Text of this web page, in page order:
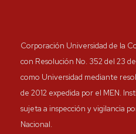
Corporación Universidad de la
con Resolución No. 352 del 23
como Universidad mediante
de 2012 expedida por el MEN.
sujeta a inspección y vigilancia
Nacional.